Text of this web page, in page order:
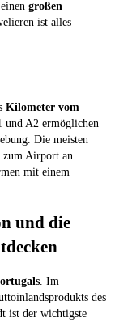
großen
ist alles
Kilometer vom
und A2 ermöglichen
Die meisten
Airport an.
mit einem
und die
. Im
des
ist der wichtigste